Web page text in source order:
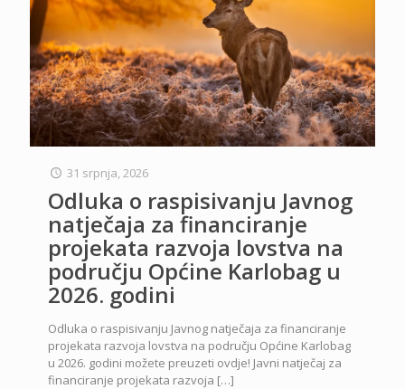
31 srpnja, 2026
Odluka o raspisivanju Javnog
natječaja za financiranje
projekata razvoja lovstva na
području Općine Karlobag u
2026. godini
Odluka o raspisivanju Javnog natječaja za financiranje
projekata razvoja lovstva na području Općine Karlobag
u 2026. godini možete preuzeti ovdje! Javni natječaj za
financiranje projekata razvoja […]